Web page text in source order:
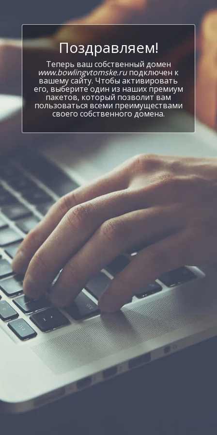
Поздравляем!
Теперь ваш собственный домен
www.bowlingvtomske.ruподключен к
вашему сайту. Чтобы активировать
его, выберите один из наших премиум
пакетов, который позволит вам
пользоваться всеми преимуществами
своего собственного домена.